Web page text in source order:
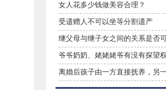
女人花多少钱做美容合理？
受遗赠人不可以坐等分割遗产
继父母与继子女之间的关系是否
爷爷奶奶、姥姥姥爷有没有探望
离婚后孩子由一方直接抚养，另